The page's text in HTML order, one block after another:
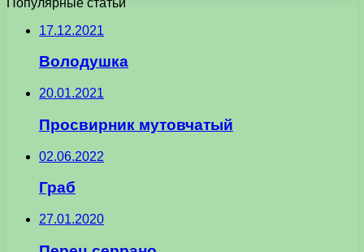
17.12.2021
Володушка
20.01.2021
Просвирник мутовчатый
02.06.2022
Граб
27.01.2020